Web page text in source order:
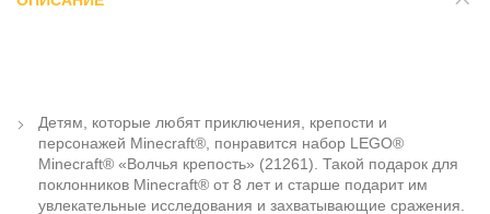
Детям, которые любят приключения, крепости и
персонажей Minecraft®, понравится набор LEGO®
Minecraft® «Волчья крепость» (21261). Такой подарок для
поклонников Minecraft® от 8 лет и старше подарит им
увлекательные исследования и захватывающие сражения.